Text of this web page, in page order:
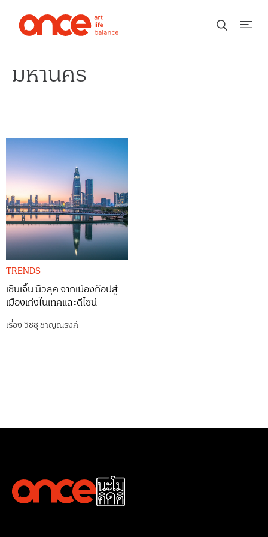
มหานคร
TRENDS
เซินเจิ้น นิวลุค จากเมืองก๊อปสู่
เมืองเก่งในเทคและดีไซน์
เรื่องวิชชุ ชาญณรงค์